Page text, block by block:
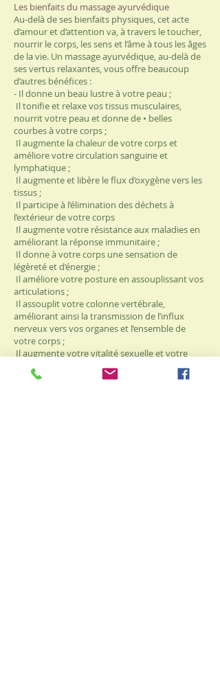
Les bienfaits du massage ayurvédique
Au-delà de ses bienfaits physiques, cet acte
d’amour et d’attention va, à travers le toucher,
nourrir le corps, les sens et l’âme à tous les âges
de la vie. Un massage ayurvédique, au-delà de
ses vertus relaxantes, vous offre beaucoup
d’autres bénéfices :
- Il donne un beau lustre à votre peau ;
Il tonifie et relaxe vos tissus musculaires,
nourrit votre peau et donne de • belles
courbes à votre corps ;
Il augmente la chaleur de votre corps et
améliore votre circulation sanguine et
lymphatique ;
Il augmente et libère le flux d’oxygène vers les
tissus ;
Il participe à l’élimination des déchets à
l’extérieur de votre corps
Il augmente votre résistance aux maladies en
améliorant la réponse immunitaire ;
Il donne à votre corps une sensation de
légèreté et d’énergie ;
Il améliore votre posture en assouplissant vos
articulations ;
Il assouplit votre colonne vertébrale,
améliorant ainsi la transmission de l’influx
nerveux vers vos organes et l’ensemble de
votre corps ;
Il augmente votre vitalité sexuelle et votre
force ;
Il corrige le flux d’énergie électromagnétique à